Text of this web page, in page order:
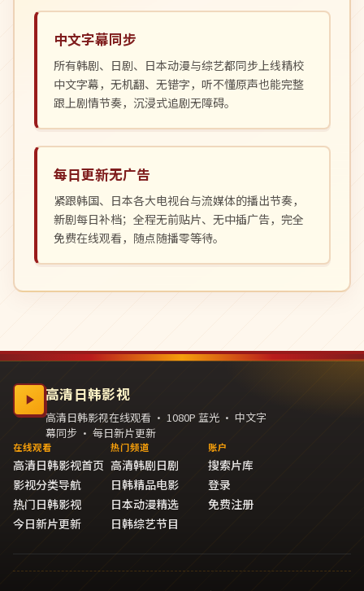
中文字幕同步
所有韩剧、日剧、日本动漫与综艺都同步上线精校
中文字幕，无机翻、无错字，听不懂原声也能完整
跟上剧情节奏，沉浸式追剧无障碍。
每日更新无广告
紧跟韩国、日本各大电视台与流媒体的播出节奏，
新剧每日补档；全程无前贴片、无中插广告，完全
免费在线观看，随点随播零等待。
高清日韩影视
高清日韩影视在线观看 · 1080P 蓝光 · 中文字
幕同步 · 每日新片更新
在线观看
高清日韩影视首页
影视分类导航
热门日韩影视
今日新片更新
热门频道
高清韩剧日剧
日韩精品电影
日本动漫精选
日韩综艺节目
账户
搜索片库
登录
免费注册